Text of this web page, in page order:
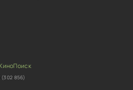
(302 856)